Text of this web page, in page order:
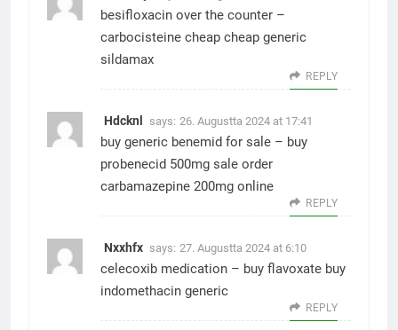
besifloxacin over the counter –
carbocisteine cheap cheap generic
sildamax
REPLY
Hdcknl says: 26. Augustta 2024 at 17:41
buy generic benemid for sale – buy
probenecid 500mg sale order
carbamazepine 200mg online
REPLY
Nxxhfx says: 27. Augustta 2024 at 6:10
celecoxib medication – buy flavoxate buy
indomethacin generic
REPLY